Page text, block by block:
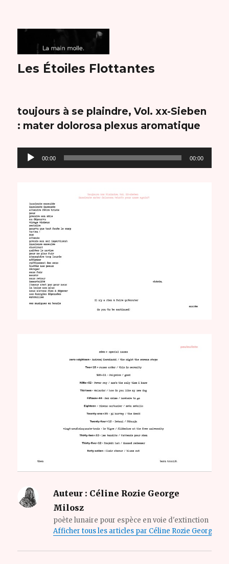
Les Étoiles Flottantes
toujours à se plaindre, Vol. xx-Sieben
: mater dolorosa plexus aromatique
Lecteur
audio
00:00 00:00
Auteur : Céline Rozie George
Milosz
poète lunaire pour espèce en voie d'extinction
Afficher tous les articles par Céline Rozie George